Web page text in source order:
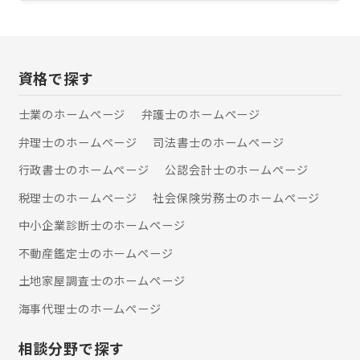
債務整理 任意整理、過払い金返還請
求、自己破産、個人再生など ■裁判 民
事訴訟、調停、差し押え、その他 ■海
外国際相続 公的文書の翻訳、アポステ
証手続きなど ■許認可 建設業許可、宅
建業免許、飲食店営業許可、風俗営業
許可など各種許認可申請・変更届など
資格で探す
士業のホームぺージ
弁護士のホームぺージ
弁理士のホームぺージ
司法書士のホームぺージ
行政書士のホームぺージ
公認会計士のホームぺージ
税理士のホームぺージ
社会保険労務士のホームぺージ
中小企業診断士のホームぺージ
不動産鑑定士のホームぺージ
土地家屋調査士のホームぺージ
海事代理士のホームぺージ
相談分野で探す